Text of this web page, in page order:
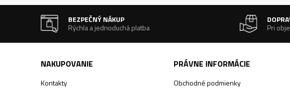
BEZPEČNÝ NÁKUP
Rýchla a jednoduchá platba
Pri
NAKUPOVANIE
Kontakty
PRÁVNE INFORMÁCIE
Obchodné podmienky